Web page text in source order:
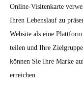
Online-Visitenkarte
Ihren Lebenslauf zu
Website als eine
teilen und Ihre
können Sie Ihre Marke
erreichen.